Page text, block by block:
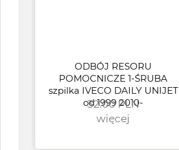
ODBÓJ RESORU
POMOCNICZE 1-ŚRUBA
szpilka IVECO DAILY UNIJET
od 1999 2010-
32.00 PLN
więcej